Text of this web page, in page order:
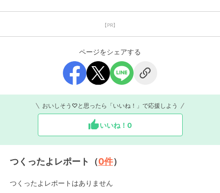
【PR】
ページをシェアする
おいしそう♡と思ったら「いいね！」で応援しよう
いいね！ 0
つくったよレポート（0件）
つくったよレポートはありません